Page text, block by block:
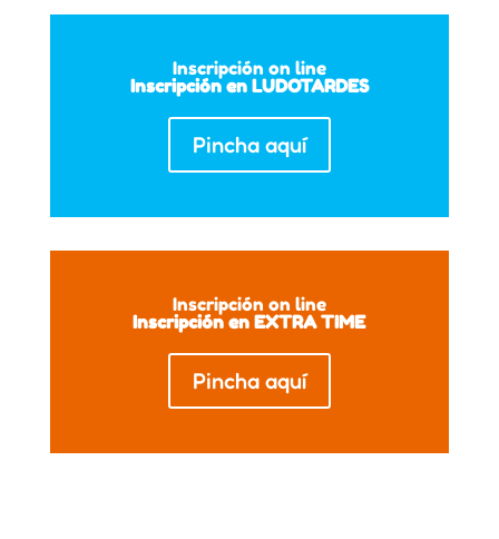
Inscripción on line
Inscripción en LUDOTARDES
Pincha aquí
Inscripción on line
Inscripción en EXTRA TIME
Pincha aquí